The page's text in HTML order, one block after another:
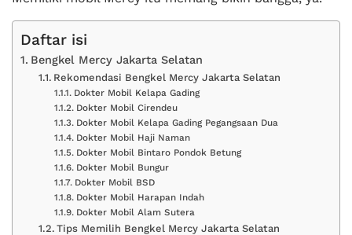
Daftar isi
Bengkel Mercy Jakarta Selatan
Rekomendasi Bengkel Mercy Jakarta Selatan
Dokter Mobil Kelapa Gading
Dokter Mobil Cirendeu
Dokter Mobil Kelapa Gading Pegangsaan Dua
Dokter Mobil Haji Naman
Dokter Mobil Bintaro Pondok Betung
Dokter Mobil Bungur
Dokter Mobil BSD
Dokter Mobil Harapan Indah
Dokter Mobil Alam Sutera
Tips Memilih Bengkel Mercy Jakarta Selatan